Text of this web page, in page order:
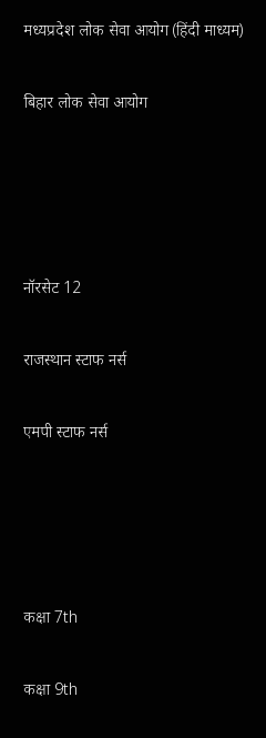
मध्यप्रदेश लोक सेवा आयोग (हिंदी माध्यम)
बिहार लोक सेवा आयोग
नॉरसेट 12
राजस्थान स्टाफ नर्स
एमपी स्टाफ नर्स
कक्षा 7th
कक्षा 9th